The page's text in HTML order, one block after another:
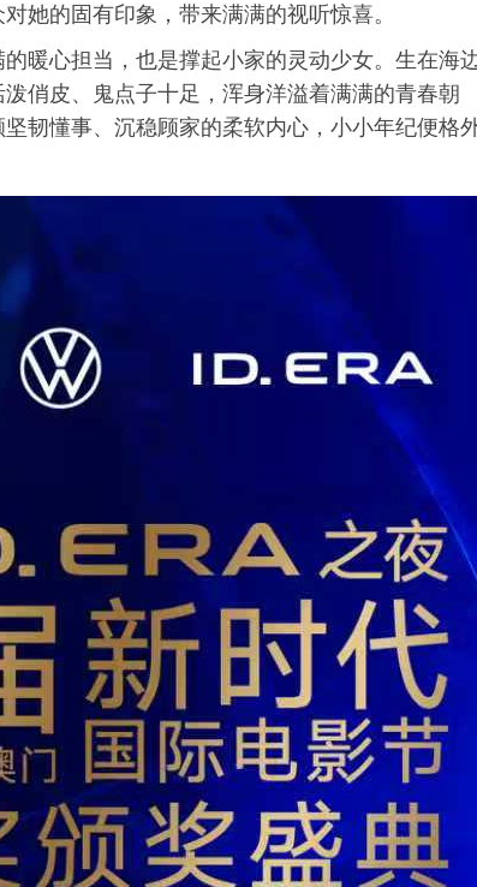
她的固有印象，带来满满的视听惊喜。
暖心担当，也是撑起小家的灵动少女。生在海
俏皮、鬼点子十足，浑身洋溢着满满的青春朝
韧懂事、沉稳顾家的柔软内心，小小年纪便格